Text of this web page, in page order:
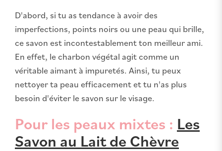
D'abord, si tu as tendance à avoir des
imperfections, points noirs ou une peau qui brille,
ce savon est incontestablement ton meilleur ami.
En effet, le charbon végétal agit comme un
véritable aimant à impuretés. Ainsi, tu peux
nettoyer ta peau efficacement et tu n'as plus
besoin d'éviter le savon sur le visage.
Pour les peaux mixtes : Les
Savon au Lait de Chèvre